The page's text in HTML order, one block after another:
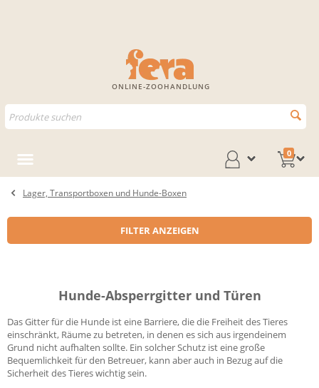
ONLINE-ZOOHANDLUNG
0
Lager, Transportboxen und Hunde-Boxen
FILTER ANZEIGEN
Hunde-Absperrgitter und Türen
Das Gitter für die Hunde ist eine Barriere, die die Freiheit des Tieres
einschränkt, Räume zu betreten, in denen es sich aus irgendeinem
Grund nicht aufhalten sollte. Ein solcher Schutz ist eine große
Bequemlichkeit für den Betreuer, kann aber auch in Bezug auf die
Sicherheit des Tieres wichtig sein.